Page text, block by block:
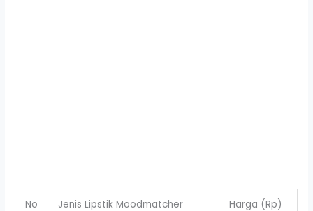
No Jenis Lipstik Moodmatcher Harga (Rp)